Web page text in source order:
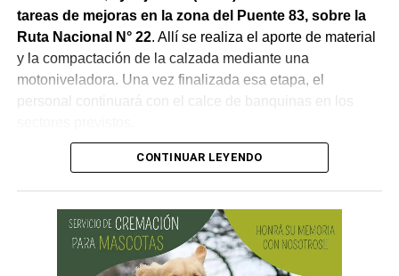
tareas de mejoras en la zona del Puente 83, sobre la
Ruta Nacional N° 22. Allí se realiza el aporte de material
y la compactación de la calzada mediante una
motoniveladora. Una vez finalizada esa etapa, el
personal continuará con el calce de banquinas en los
CONTINUAR LEYENDO